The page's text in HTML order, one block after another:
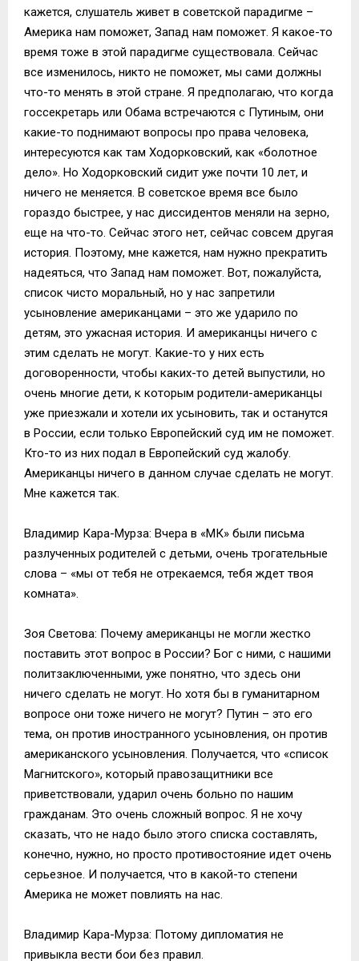
кажется, слушатель живет в советской парадигме –
Америка нам поможет, Запад нам поможет. Я какое-то
время тоже в этой парадигме существовала. Сейчас
все изменилось, никто не поможет, мы сами должны
что-то менять в этой стране. Я предполагаю, что когда
госсекретарь или Обама встречаются с Путиным, они
какие-то поднимают вопросы про права человека,
интересуются как там Ходорковский, как «болотное
дело». Но Ходорковский сидит уже почти 10 лет, и
ничего не меняется. В советское время все было
гораздо быстрее, у нас диссидентов меняли на зерно,
еще на что-то. Сейчас этого нет, сейчас совсем другая
история. Поэтому, мне кажется, нам нужно прекратить
надеяться, что Запад нам поможет. Вот, пожалуйста,
список чисто моральный, но у нас запретили
усыновление американцами – это же ударило по
детям, это ужасная история. И американцы ничего с
этим сделать не могут. Какие-то у них есть
договоренности, чтобы каких-то детей выпустили, но
очень многие дети, к которым родители-американцы
уже приезжали и хотели их усыновить, так и останутся
в России, если только Европейский суд им не поможет.
Кто-то из них подал в Европейский суд жалобу.
Американцы ничего в данном случае сделать не могут.
Мне кажется так.
Владимир Кара-Мурза: Вчера в «МК» были письма
разлученных родителей с детьми, очень трогательные
слова – «мы от тебя не отрекаемся, тебя ждет твоя
комната».
Зоя Светова: Почему американцы не могли жестко
поставить этот вопрос в России? Бог с ними, с нашими
политзаключенными, уже понятно, что здесь они
ничего сделать не могут. Но хотя бы в гуманитарном
вопросе они тоже ничего не могут? Путин – это его
тема, он против иностранного усыновления, он против
американского усыновления. Получается, что «список
Магнитского», который правозащитники все
приветствовали, ударил очень больно по нашим
гражданам. Это очень сложный вопрос. Я не хочу
сказать, что не надо было этого списка составлять,
конечно, нужно, но просто противостояние идет очень
серьезное. И получается, что в какой-то степени
Америка не может повлиять на нас.
Владимир Кара-Мурза: Потому дипломатия не
привыкла вести бои без правил.